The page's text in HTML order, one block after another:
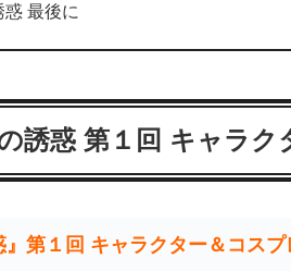
惑 最後に
誘惑 第１回 キャラ
』第１回 キャラクター＆コス